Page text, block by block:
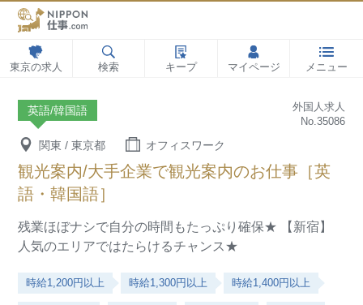
東京の求人 検索 キープ マイページ メニュー
英語/韓国語
外国人求人
No.35086
関東 / 東京都 オフィスワーク
観光案内/大手企業で観光案内のお仕事［英
語・韓国語］
残業ほぼナシで自分の時間もたっぷり確保★ 【新宿】
人気のエリアではたらけるチャンス★
時給1,200円以上 時給1,300円以上 時給1,400円以上